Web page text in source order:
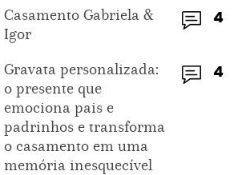
4
Casamento Gabriela &
Igor
4
Gravata personalizada:
o presente que
emociona pais e
padrinhos e transforma
o casamento em uma
memória inesquecível